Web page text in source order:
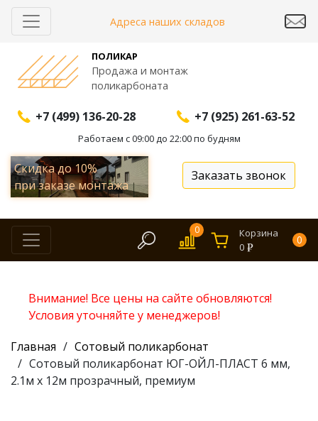
Адреса наших складов
ПОЛИКАР
Продажа и монтаж
поликарбоната
+7 (499) 136-20-28 +7 (925) 261-63-52
Работаем с 09:00 до 22:00 по будням
Скидка до10%
при заказе монтажа
Заказать звонок
0
Корзина
0
0
Внимание! Все цены на сайте обновляются!
Условия уточняйте у менеджеров!
Главная
Сотовый поликарбонат
Сотовый поликарбонат ЮГ-ОЙЛ-ПЛАСТ 6 мм,
2.1м х 12м прозрачный, премиум